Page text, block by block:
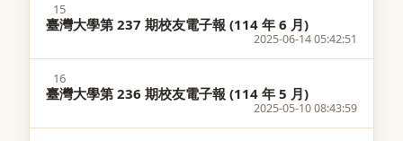
15
臺灣大學第 237 期校友電子報 (114 年 6 月)
2025-06-14 05:42:51
16
臺灣大學第 236 期校友電子報 (114 年 5 月)
2025-05-10 08:43:59